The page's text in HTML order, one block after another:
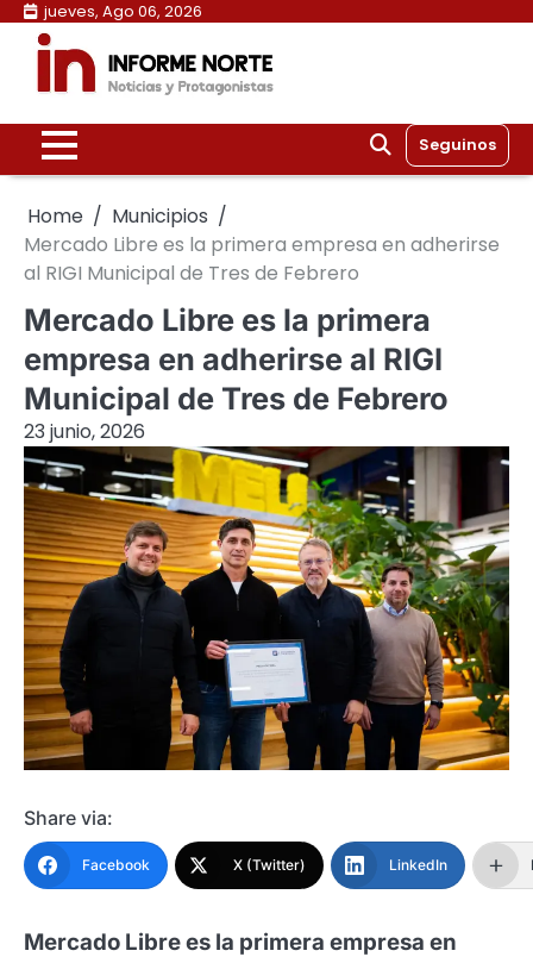
Skip
content
jueves, Ago 06, 2026
Seguinos
Home
Municipios
Mercado Libre es la primera empresa en adherirse
al RIGI Municipal de Tres de Febrero
Mercado Libre es la primera
empresa en adherirse al RIGI
Municipal de Tres de Febrero
23 junio, 2026
Share via:
Facebook X (Twitter) LinkedIn
Mercado Libre es la primera empresa en